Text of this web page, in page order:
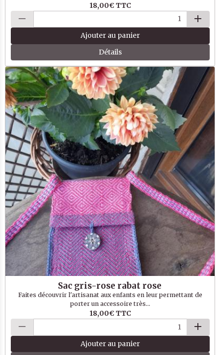
18,00€ TTC
Ajouter au panier
Détails
Sac gris-rose rabat rose
Faites découvrir l'artisanat aux enfants en leur permettant de
porter un accessoire très...
18,00€ TTC
Ajouter au panier